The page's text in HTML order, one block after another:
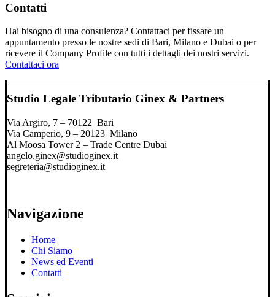
Contatti
Hai bisogno di una consulenza? Contattaci per fissare un
appuntamento presso le nostre sedi di Bari, Milano e Dubai o per
ricevere il Company Profile con tutti i dettagli dei nostri servizi.
Contattaci ora
Studio Legale Tributario Ginex & Partners
Via Argiro, 7 – 70122 Bari
Via Camperio, 9 – 20123 Milano
Al Moosa Tower 2 – Trade Centre Dubai
angelo.ginex@studioginex.it
segreteria@studioginex.it
Navigazione
Home
Chi Siamo
News ed Eventi
Contatti